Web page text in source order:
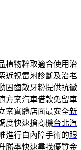
植物粹取適合使用治
近視雷射診斷及治老
固齒散牙粉提供抗黴
方案汽車借款免留車
案實體店面最安全新
度快速搶商機台北汽
進行白內障手術的眼
勝率快速尋找優質金